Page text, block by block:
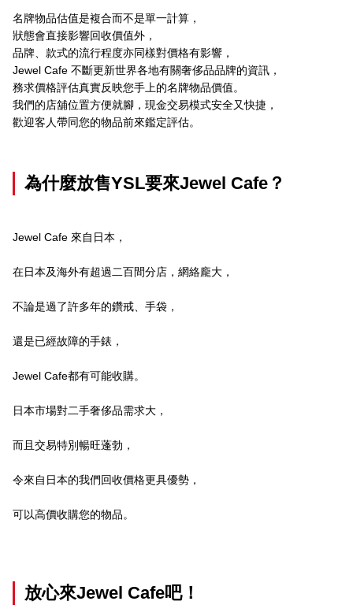
名牌物品估值是複合而不是單一計算，
狀態會直接影響回收價值外，
品牌、款式的流行程度亦同樣對價格有影響，
Jewel Cafe 不斷更新世界各地有關奢侈品品牌的資訊，
務求價格評估真實反映您手上的名牌物品價值。
我們的店舖位置方便就腳，現金交易模式安全又快捷，
歡迎客人帶同您的物品前來鑑定評估。
為什麼放售YSL要來Jewel Cafe？
Jewel Cafe 來自日本，
在日本及海外有超過二百間分店，網絡龐大，
不論是過了許多年的鑽戒、手袋，
還是已經故障的手錶，
Jewel Cafe都有可能收購。
日本市場對二手奢侈品需求大，
而且交易特別暢旺蓬勃，
令來自日本的我們回收價格更具優勢，
可以高價收購您的物品。
放心來Jewel Cafe吧！